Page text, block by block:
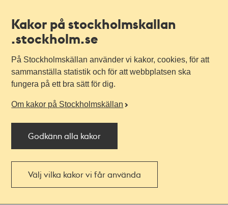
Kakor på stockholmskallan
.stockholm.se
På Stockholmskällan använder vi kakor, cookies, för att
sammanställa statistik och för att webbplatsen ska
fungera på ett bra sätt för dig.
Om kakor på Stockholmskällan
Godkänn alla kakor
Välj vilka kakor vi får använda